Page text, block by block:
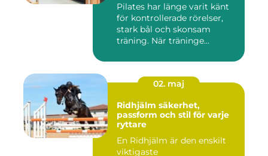
Pilates har länge varit känt
för kontrollerade rörelser,
stark bål och skonsam
träning. När träninge...
02. maj
Ridhjälm säkerhet,
passform och stil för varje
ryttare
En Ridhjälm är den enskilt
viktigaste